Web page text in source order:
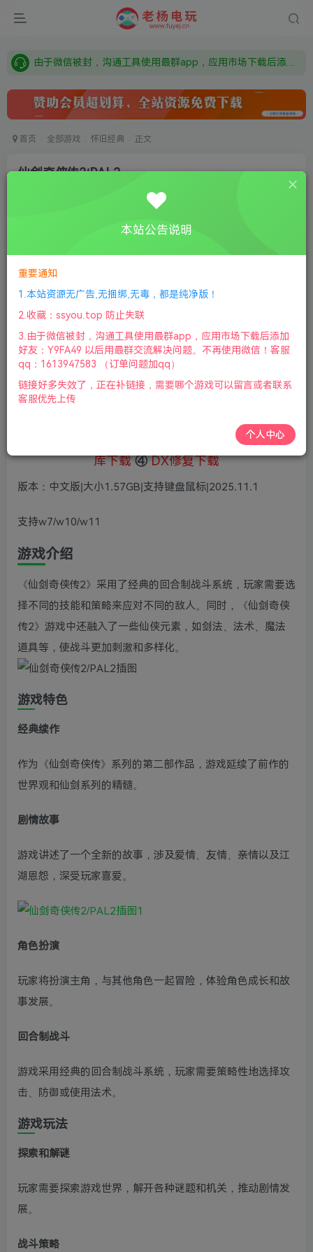
需要什么游戏请联系客服，若链接失效请联系客服，百度网盘边上的激活码也是解压密码
由于微信被封，沟通工具使用最群app，应用市场下载后添加好友：Y9FA49 以后用最群交流解决问题。不再使用微信！
首页 全部游戏 怀旧经典 正文
仙剑奇侠传2/PAL2
仙剑奇侠传2/PAL2
此内容为付费资源，请付费后查看
鲜花 5
赞助会员 免费
付费资源
③ 游戏运行
库下载 ④ DX修复下载
版本：中文版|大小1.57GB|支持键盘鼠标|2025.11.1
支持w7/w10/w11
游戏介绍
《仙剑奇侠传2》采用了经典的回合制战斗系统，玩家需要选
择不同的技能和策略来应对不同的敌人。同时，《仙剑奇侠
传2》游戏中还融入了一些仙侠元素，如剑法、法术、魔法
道具等，使战斗更加刺激和多样化。
游戏特色
经典续作
作为《仙剑奇侠传》系列的第二部作品，游戏延续了前作的
世界观和仙剑系列的精髓。
剧情故事
游戏讲述了一个全新的故事，涉及爱情、友情、亲情以及江
湖恩怨，深受玩家喜爱。
角色扮演
玩家将扮演主角，与其他角色一起冒险，体验角色成长和故
事发展。
回合制战斗
游戏采用经典的回合制战斗系统，玩家需要策略性地选择攻
击、防御或使用法术。
游戏玩法
探索和解谜
玩家需要探索游戏世界，解开各种谜题和机关，推动剧情发
展。
战斗策略
本站公告说明
重要通知
1.本站资源无广告,无捆绑,无毒，都是纯净版！
2.收藏：ssyou.top 防止失联
3.由于微信被封，沟通工具使用最群app，应用市场下载后添加
好友：Y9FA49 以后用最群交流解决问题。不再使用微信！客服
qq：1613947583 （订单问题加qq）
链接好多失效了，正在补链接，需要哪个游戏可以留言或者联系
客服优先上传
个人中心